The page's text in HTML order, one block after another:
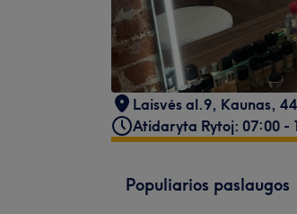
Laisvės al.9, Kaunas,
Atidaryta Rytoj: 07:00 -
Populiarios paslaugos